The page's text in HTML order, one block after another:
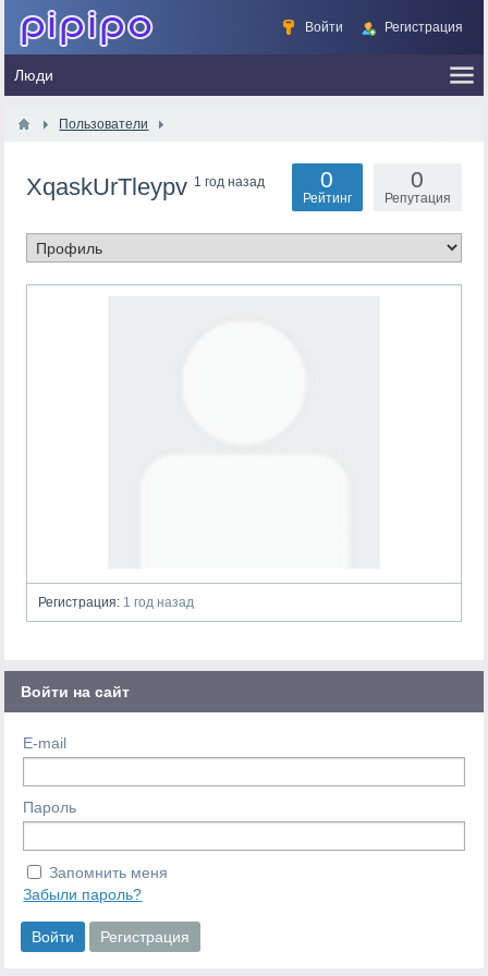
Войти Регистрация
Пользователи
XqaskUrTleypv 1 год назад 0
Репутация
0
Рейтинг
Регистрация: 1 год назад
Войти на сайт
E-mail
Пароль
Запомнить меня
Забыли пароль?